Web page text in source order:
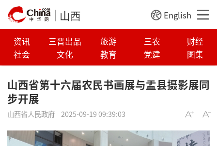
山西 English
资讯 三晋出品 旅游 三农
财经
社会
文化 教育 党建 图集
山西省第十六届农民书画展与盂县摄影展同
步开展
山西省人民政府 2025-09-19 09:39:03